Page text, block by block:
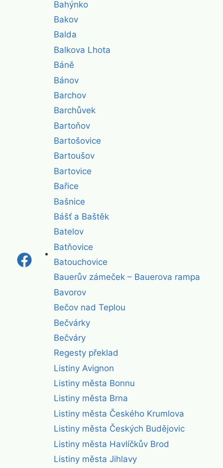
Bahýnko
Bakov
Balda
Balkova Lhota
Báně
Bánov
Barchov
Barchůvek
Bartoňov
Bartošovice
Bartoušov
Bartovice
Bařice
Bašnice
Bášť a Baštěk
Batelov
Batňovice
Batouchovice
Bauerův zámeček – Bauerova rampa
Bavorov
Bečov nad Teplou
Bečvárky
Bečváry
Regesty překlad
Listiny Avignon
Listiny města Bonnu
Listiny města Brna
Listiny města Českého Krumlova
Listiny města Českých Budějovic
Listiny města Havlíčkův Brod
Listiny města Jihlavy